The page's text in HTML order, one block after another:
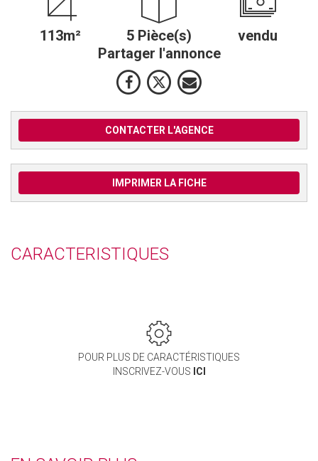
113m² 5 Pièce(s)
vendu
Partager l'annonce
CONTACTER L'AGENCE
IMPRIMER LA FICHE
CARACTERISTIQUES
POUR PLUS DE CARACTÉRISTIQUES
INSCRIVEZ-VOUS ICI